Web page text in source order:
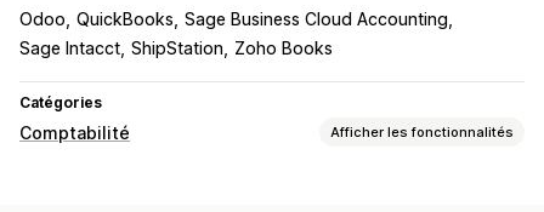
Odoo QuickBooks Sage Business Cloud Accounting
Sage Intacct ShipStation Zoho Books
Catégories
Comptabilité Afficher les fonctionnalités